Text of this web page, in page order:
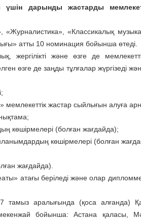
үшін дарынды жастарды
«Классикалық
атты 10 номинация бойынша өтеді.
жергiлiктi және өзге де
өзге де заңды тұлғалар жүргізеді
жастар сыйлығын алуға
көшірмелері (болған жағдайда);
көшірмелері (болған
жағдайда).
атағы беріледі және олар
аралығында (қоса алғанда)
бойынша: Астана қаласы,